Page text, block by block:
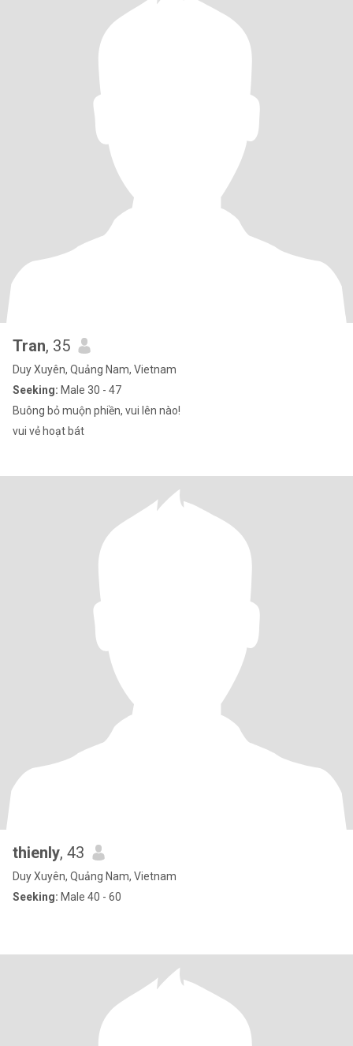
Tran, 35
Duy Xuyên, Quảng Nam, Vietnam
Seeking: Male 30 - 47
Buông bỏ muộn phiền, vui lên nào!
vui vẻ hoạt bát
thienly, 43
Duy Xuyên, Quảng Nam, Vietnam
Seeking: Male 40 - 60